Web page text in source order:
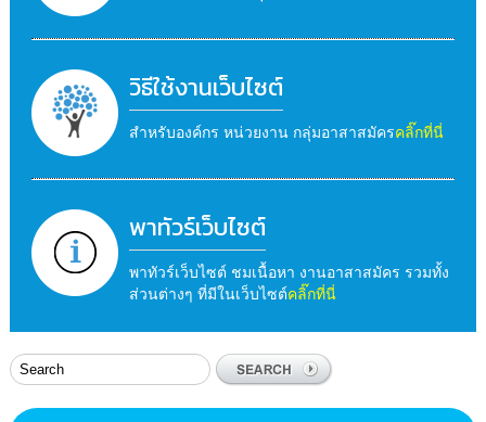
วิธีใช้งานเว็บไซต์
สำหรับองค์กร หน่วยงาน กลุ่มอาสาสมัครคลิ๊กที่นี่
พาทัวร์เว็บไซต์
พาทัวร์เว็บไซต์ ชมเนื้อหา งานอาสาสมัคร รวมทั้ง
ส่วนต่างๆ ที่มีในเว็บไซต์คลิ๊กที่นี่